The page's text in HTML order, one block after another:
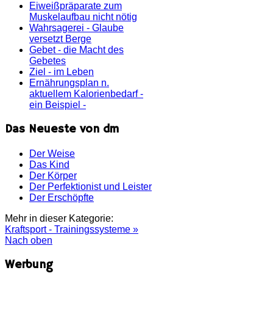
Eiweißpräparate zum
Muskelaufbau nicht nötig
Wahrsagerei - Glaube
versetzt Berge
Gebet - die Macht des
Gebetes
Ziel - im Leben
Ernährungsplan n.
aktuellem Kalorienbedarf -
ein Beispiel -
Das Neueste von dm
Der Weise
Das Kind
Der Körper
Der Perfektionist und Leister
Der Erschöpfte
Mehr in dieser Kategorie:
Kraftsport - Trainingssysteme »
Nach oben
Werbung